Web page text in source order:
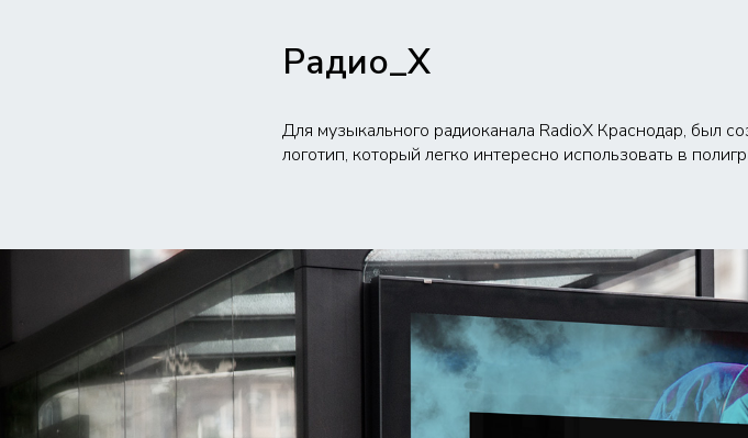
Радио_Х
Для музыкального радиоканала RadioX Краснодар, был
логотип, который легко интересно использовать в